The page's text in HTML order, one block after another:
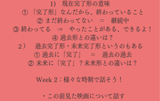
1) 現在完了形の意味
① 「完了形」なんだから、終わっていること
② まだ終わってない ＝ 継続中
③ 終わってる ⇒ やったことがある、できるよ！
④ 過去形との違いは？
２） 過去完了形・未来完了形というのもある
① 過去に「完了」 ＝ 過去の過去
② 未来に「完了」？未来形との違いは？
Week 2：様々な時制で話そう！
・この前見た映画について話す